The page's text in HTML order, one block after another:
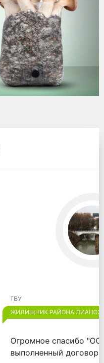
"ВАЙТПАК"" за
18.09.2020.